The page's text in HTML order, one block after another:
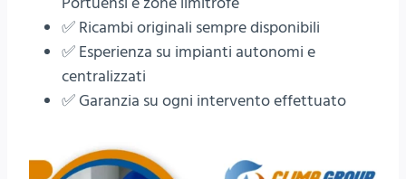
✅ Ricambi originali sempre disponibili
✅ Esperienza su impianti autonomi e
centralizzati
✅ Garanzia su ogni intervento effettuato